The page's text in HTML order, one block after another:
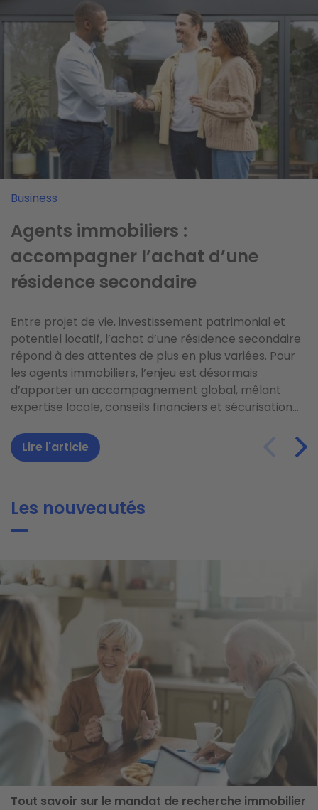
Vendre
Jardin, terrasse, luminosité : les
atouts à mettre en avant pour
vendre son logement l’été
Vacances obligent, l’été n’est pas la période la plus
favorable pour vendre sa maison. Néanmoins, cette
saison offre de nombreux avantages qu’il faut savoir
saisir et mettre à profit. Voici nos conseils pour
vendre votre logement durant cette période calme
et ensoleillée.
Lire l'article
Business
Agents immobiliers :
accompagner l’achat d’une
résidence secondaire
Entre projet de vie, investissement patrimonial et
potentiel locatif, l’achat d’une résidence secondaire
répond à des attentes de plus en plus variées. Pour
les agents immobiliers, l’enjeu est désormais
d’apporter un accompagnement global, mêlant
expertise locale, conseils financiers et sécurisation...
Lire l'article
Business
Comment les métiers de
l'immobilier séduisent les moins
de 40 ans ?
Les métiers de l’immobilier attirent de plus en plus
les jeunes actifs grâce à des rémunérations
attractives, des perspectives d’évolution et une
grande diversité de carrières. Mais ils séduisent aussi
par leur dimension humaine, leur flexibilité et la quête
de sens qu’ils offrent au quotidien.
Lire l'article
Les nouveautés
Tout savoir sur le mandat de recherche immobilier